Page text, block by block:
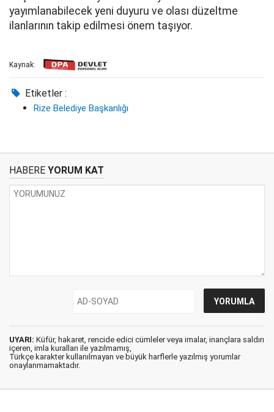
yayımlanabilecek yeni duyuru ve olası düzeltme
ilanlarının takip edilmesi önem taşıyor.
Kaynak:
Etiketler :
Rize Belediye Başkanlığı
HABERE YORUM KAT
UYARI: Küfür, hakaret, rencide edici cümleler veya imalar, inançlara saldırı
içeren, imla kuralları ile yazılmamış,
Türkçe karakter kullanılmayan ve büyük harflerle yazılmış yorumlar
onaylanmamaktadır.